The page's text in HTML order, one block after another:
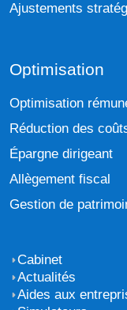
Ajustements
Optimisation
Optimisation
Réduction des
Épargne dirigeant
Allègement fiscal
Gestion de
Cabinet
Actualités
Aides aux